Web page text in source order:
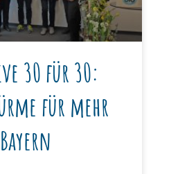
30 für 30:
für mehr